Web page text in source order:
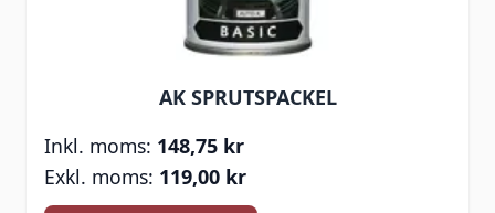
AK SPRUTSPACKEL
148,75 kr
119,00 kr